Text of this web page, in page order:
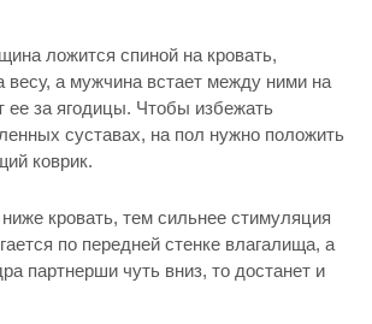
ложится спиной на кровать,
весу, а мужчина встает между ними на
ее за ягодицы. Чтобы избежать
суставах, на пол нужно положить
коврик.
кровать, тем сильнее стимуляция
по передней стенке влагалища, а
партнерши чуть вниз, то достанет и